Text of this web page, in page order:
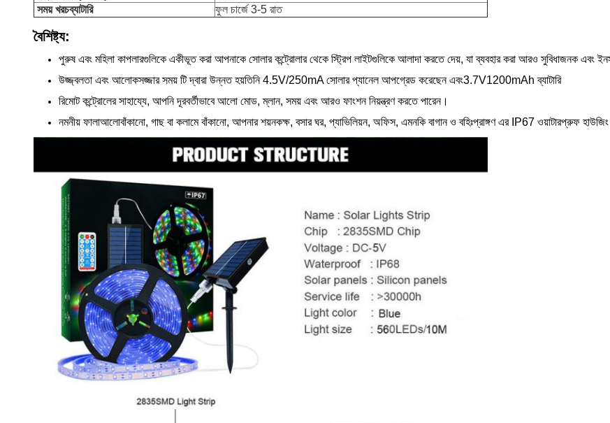
সময় খরচব্যাটারি ফুল চার্জে 3-5 রাত
বৈশিষ্ট্য:
পুরুষ এবং মহিলা কাপলারগুলিকে একীভূত করা আপনাকে সোলার কন্ট্রোলার থেকে স্ট্রিপ লাইটগুলিকে আলাদা করতে দেয়, যা ব্যবহার করা আরও সুবিধাজনক এবং
উজ্জ্বলতা এবং আলোকসজ্জার সময় টি দ্বারা উন্নত হয়তিনি 4.5V/250mA সোলার প্যানেল আপগ্রেড করেছেন এবং3.7V1200mAh ব্যাটারি
রিমোট কন্ট্রোলের সাহায্যে, আপনি দূরবর্তীভাবে আলো মোড, ম্লান, সময় এবং আরও ফাংশন নিয়ন্ত্রণ করতে পারেন।
নমনীয় ফালাআলোবাঁকানো, গাছ বা কলামে বাঁকানো, আপনার শয়নকক্ষ, বসার ঘর, প্যাভিলিয়ন, অফিস, এমনকি বাগান ও বহিঃপ্রাঙ্গণ এর IP67 ওয়াটারপ্রুফ